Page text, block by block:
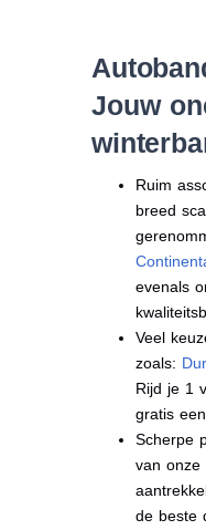
Jouw
Ruim
breed
evenals
Veel
zoals:
Rijd je 1
gratis
Scherpe
van onze
de beste